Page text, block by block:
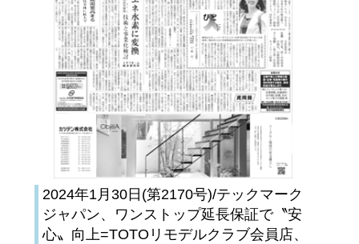
2024年1月30日(第2170号)/テックマーク
ジャパン、ワンストップ延長保証で〝安
心〟向上=TOTOリモデルクラブ会員店、